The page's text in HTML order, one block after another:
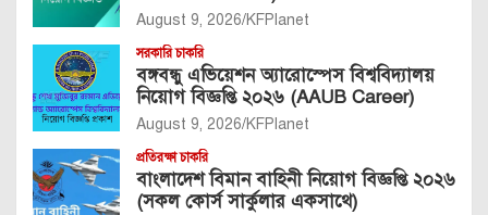
August 9, 2026 KFPlanet
সরকারি চাকরি
বঙ্গবন্ধু এভিয়েশন অ্যারোস্পেস বিশ্ববিদ্যালয়
নিয়োগ বিজ্ঞপ্তি ২০২৬ (AAUB Career)
August 9, 2026 KFPlanet
প্রতিরক্ষা চাকরি
বাংলাদেশ বিমান বাহিনী নিয়োগ বিজ্ঞপ্তি ২০২৬
(সকল কোর্স সার্কুলার একসাথে)